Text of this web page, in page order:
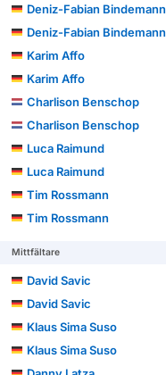
Deniz-Fabian Bindemann
Deniz-Fabian Bindemann
Karim Affo
Karim Affo
Charlison Benschop
Charlison Benschop
Luca Raimund
Luca Raimund
Tim Rossmann
Tim Rossmann
Mittfältare
David Savic
David Savic
Klaus Sima Suso
Klaus Sima Suso